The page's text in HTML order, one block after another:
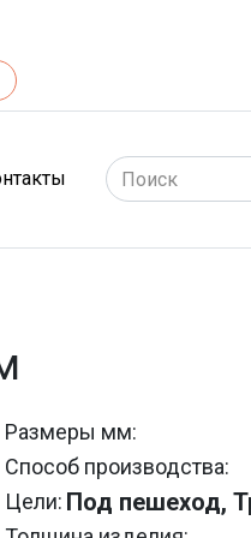
(Контакты)
Размеры мм:
Способ производства:
Цели: Под пешеход,